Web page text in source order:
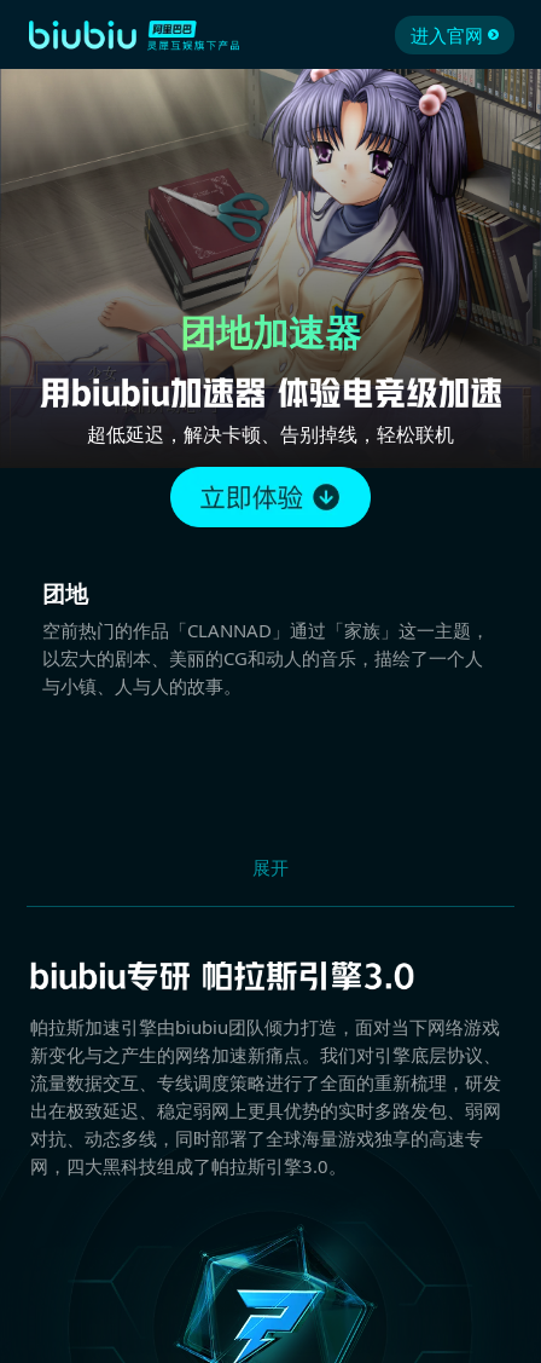
进入官网
团地加速器
超低延迟，解决卡顿、告别掉线，轻松联机
团地
空前热门的作品「CLANNAD」通过「家族」这一主题，
以宏大的剧本、美丽的CG和动人的音乐，描绘了一个人
与小镇、人与人的故事。
展开
帕拉斯加速引擎由biubiu团队倾力打造，面对当下网络游戏
新变化与之产生的网络加速新痛点。我们对引擎底层协议、
流量数据交互、专线调度策略进行了全面的重新梳理，研发
出在极致延迟、稳定弱网上更具优势的实时多路发包、弱网
对抗、动态多线，同时部署了全球海量游戏独享的高速专
网，四大黑科技组成了帕拉斯引擎3.0。